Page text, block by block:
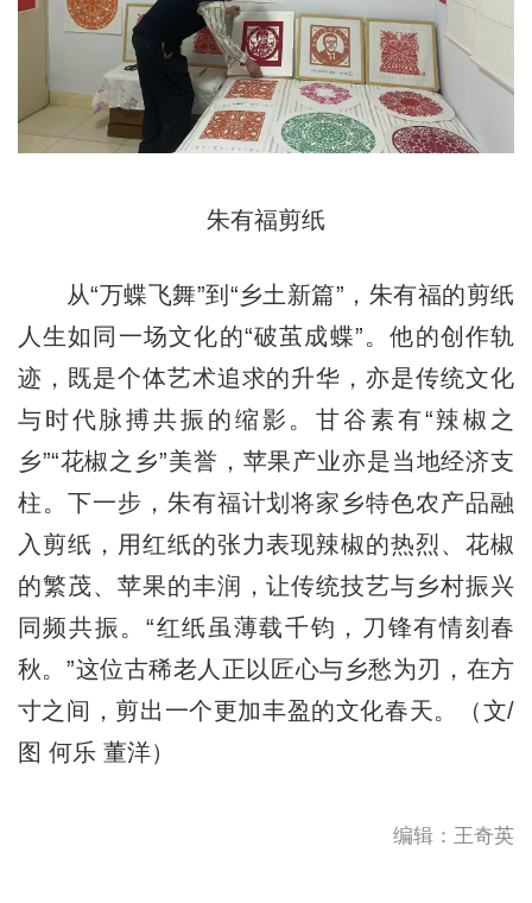
朱有福剪纸
从“万蝶飞舞”到“乡土新篇”，朱有福的剪纸
人生如同一场文化的“破茧成蝶”。他的创作轨
迹，既是个体艺术追求的升华，亦是传统文化
与时代脉搏共振的缩影。甘谷素有“辣椒之
乡”“花椒之乡”美誉，苹果产业亦是当地经济支
柱。下一步，朱有福计划将家乡特色农产品融
入剪纸，用红纸的张力表现辣椒的热烈、花椒
的繁茂、苹果的丰润，让传统技艺与乡村振兴
同频共振。“红纸虽薄载千钧，刀锋有情刻春
秋。”这位古稀老人正以匠心与乡愁为刃，在方
寸之间，剪出一个更加丰盈的文化春天。（文/
图 何乐 董洋）
编辑：王奇英